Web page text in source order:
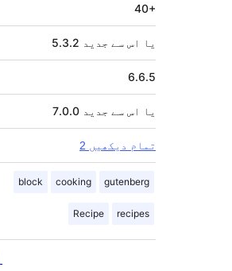
40+
5.3.2 یا اس سے جدید
6.6.5
7.0.0 یا اس سے جدید
2 تمام دیکھیں
block cooking gutenberg
Recipe recipes